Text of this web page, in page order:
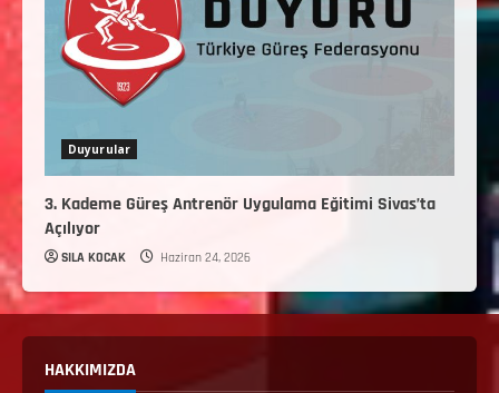
Duyurular
3. Kademe Güreş Antrenör Uygulama Eğitimi Sivas’ta
Açılıyor
SILA KOCAK Haziran 24, 2026
HAKKIMIZDA